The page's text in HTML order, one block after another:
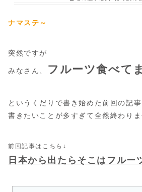
ナマステ～
突然ですが
みなさん、 フルーツ食べて
というくだりで書き始めた前回の記事
書きたいことが多すぎて全然終わり
前回記事はこちら↓
日本から出たらそこはフル